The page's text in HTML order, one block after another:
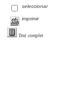
seleccionar
imprimir
Text complet